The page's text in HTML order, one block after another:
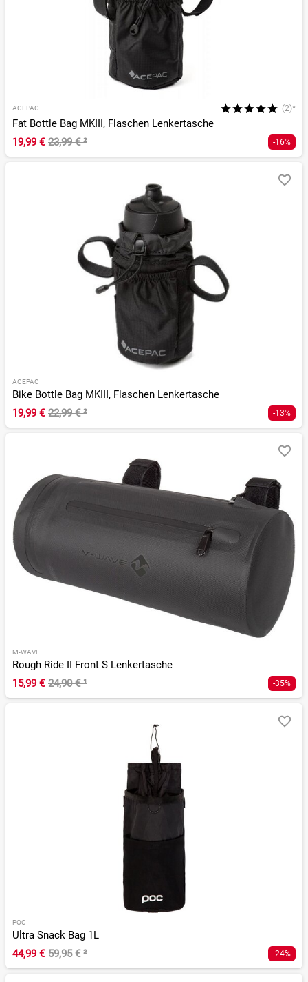
ACEPAC (2)*
Fat Bottle Bag MKIII, Flaschen Lenkertasche
19,99 € 23,99 €² -16%
ACEPAC
Bike Bottle Bag MKIII, Flaschen Lenkertasche
19,99 € 22,99 €² -13%
M-WAVE
Rough Ride II Front S Lenkertasche
15,99 € 24,90 €¹ -35%
POC
Ultra Snack Bag 1L
44,99 € 59,95 €² -24%